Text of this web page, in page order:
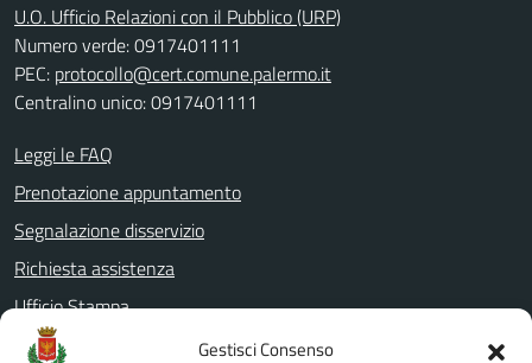
Gestisci Consenso
U.O. Ufficio Relazioni con il Pubblico (URP)
Numero verde: 0917401111
PEC: protocollo@cert.comune.palermo.it
Centralino unico: 0917401111
Leggi le FAQ
Prenotazione appuntamento
Segnalazione disservizio
Richiesta assistenza
Ufficio Stampa
Amministrazione Trasparente